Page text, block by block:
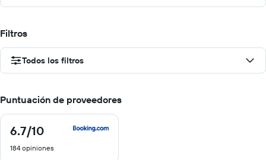
Filtros
Todos los filtros
Puntuación de proveedores
6.7/10
6.7
10
184 opiniones